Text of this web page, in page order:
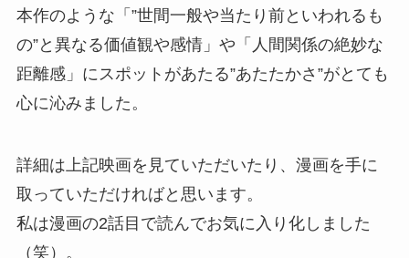
本作のような「”世間一般や当たり前といわれるも
の”と異なる価値観や感情」や「人間関係の絶妙な
距離感」にスポットがあたる”あたたかさ”がとても
心に沁みました。
詳細は上記映画を見ていただいたり、漫画を手に
取っていただければと思います。
私は漫画の2話目で読んでお気に入り化しました
（笑）。